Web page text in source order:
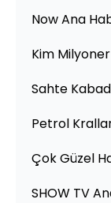
Now Ana
Kim
Sahte
Petrol
Çok Güzel
SHOW TV